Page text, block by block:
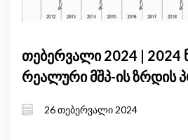
თებერვალი 2024 | 2024
რეალური მშპ-ის ზრდის
ძირითადი მიზეზებია:
26 თებერვალი 2024